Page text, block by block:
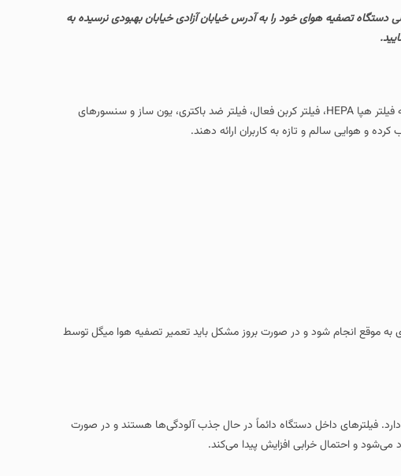
دستگاه تصفیه هوای خود را به آدرس خیابان آزادی خیابان بهبودی نرسیده به
دستگاه‌های تصفیه هوای برند میگل با بهره‌ گیری از فناوری‌های روز از جمله فیلتر هپا HEPA، فیلتر کربن فعال، فیلتر ضد باکتری، یون‌ ساز و سنسورهای
و هوایی سالم و تازه به کاربران ارائه دهند.
موقع انجام شود و در صورت بروز مشکل باید تعمیر تصفیه هوا میگل توسط
فیلترهای داخل دستگاه دائماً در حال جذب آلودگی‌ها هستند و در صورت
می‌شود و احتمال خرابی افزایش پیدا می‌کند.